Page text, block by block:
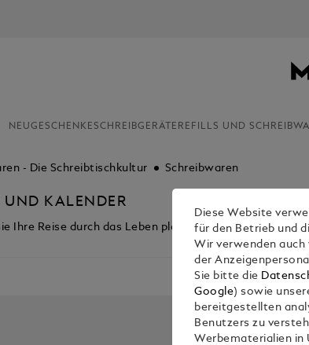
NEUGESCHENKESCHREIBGERÄTE REFILLS UND
- Die Schreibtischkultur Schreibwaren
KALENDER
Ihre Reise durch das Leben planen. Sie stehen für
Diese Website
für den Betrieb und
Wir verwenden auch
der
Sie bitte die
Google) sowie
bereitgestellten
Benutzers zu
Werbematerialien in